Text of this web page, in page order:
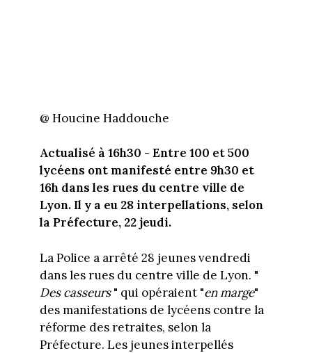
@ Houcine Haddouche
Actualisé à 16h30 - Entre 100 et 500
lycéens ont manifesté entre 9h30 et
16h dans les rues du centre ville de
Lyon. Il y a eu 28 interpellations, selon
la Préfecture, 22 jeudi.
La Police a arrêté 28 jeunes vendredi
dans les rues du centre ville de Lyon. "
Des casseurs" qui opéraient "en marge"
des manifestations de lycéens contre la
réforme des retraites, selon la
Préfecture. Les jeunes interpellés